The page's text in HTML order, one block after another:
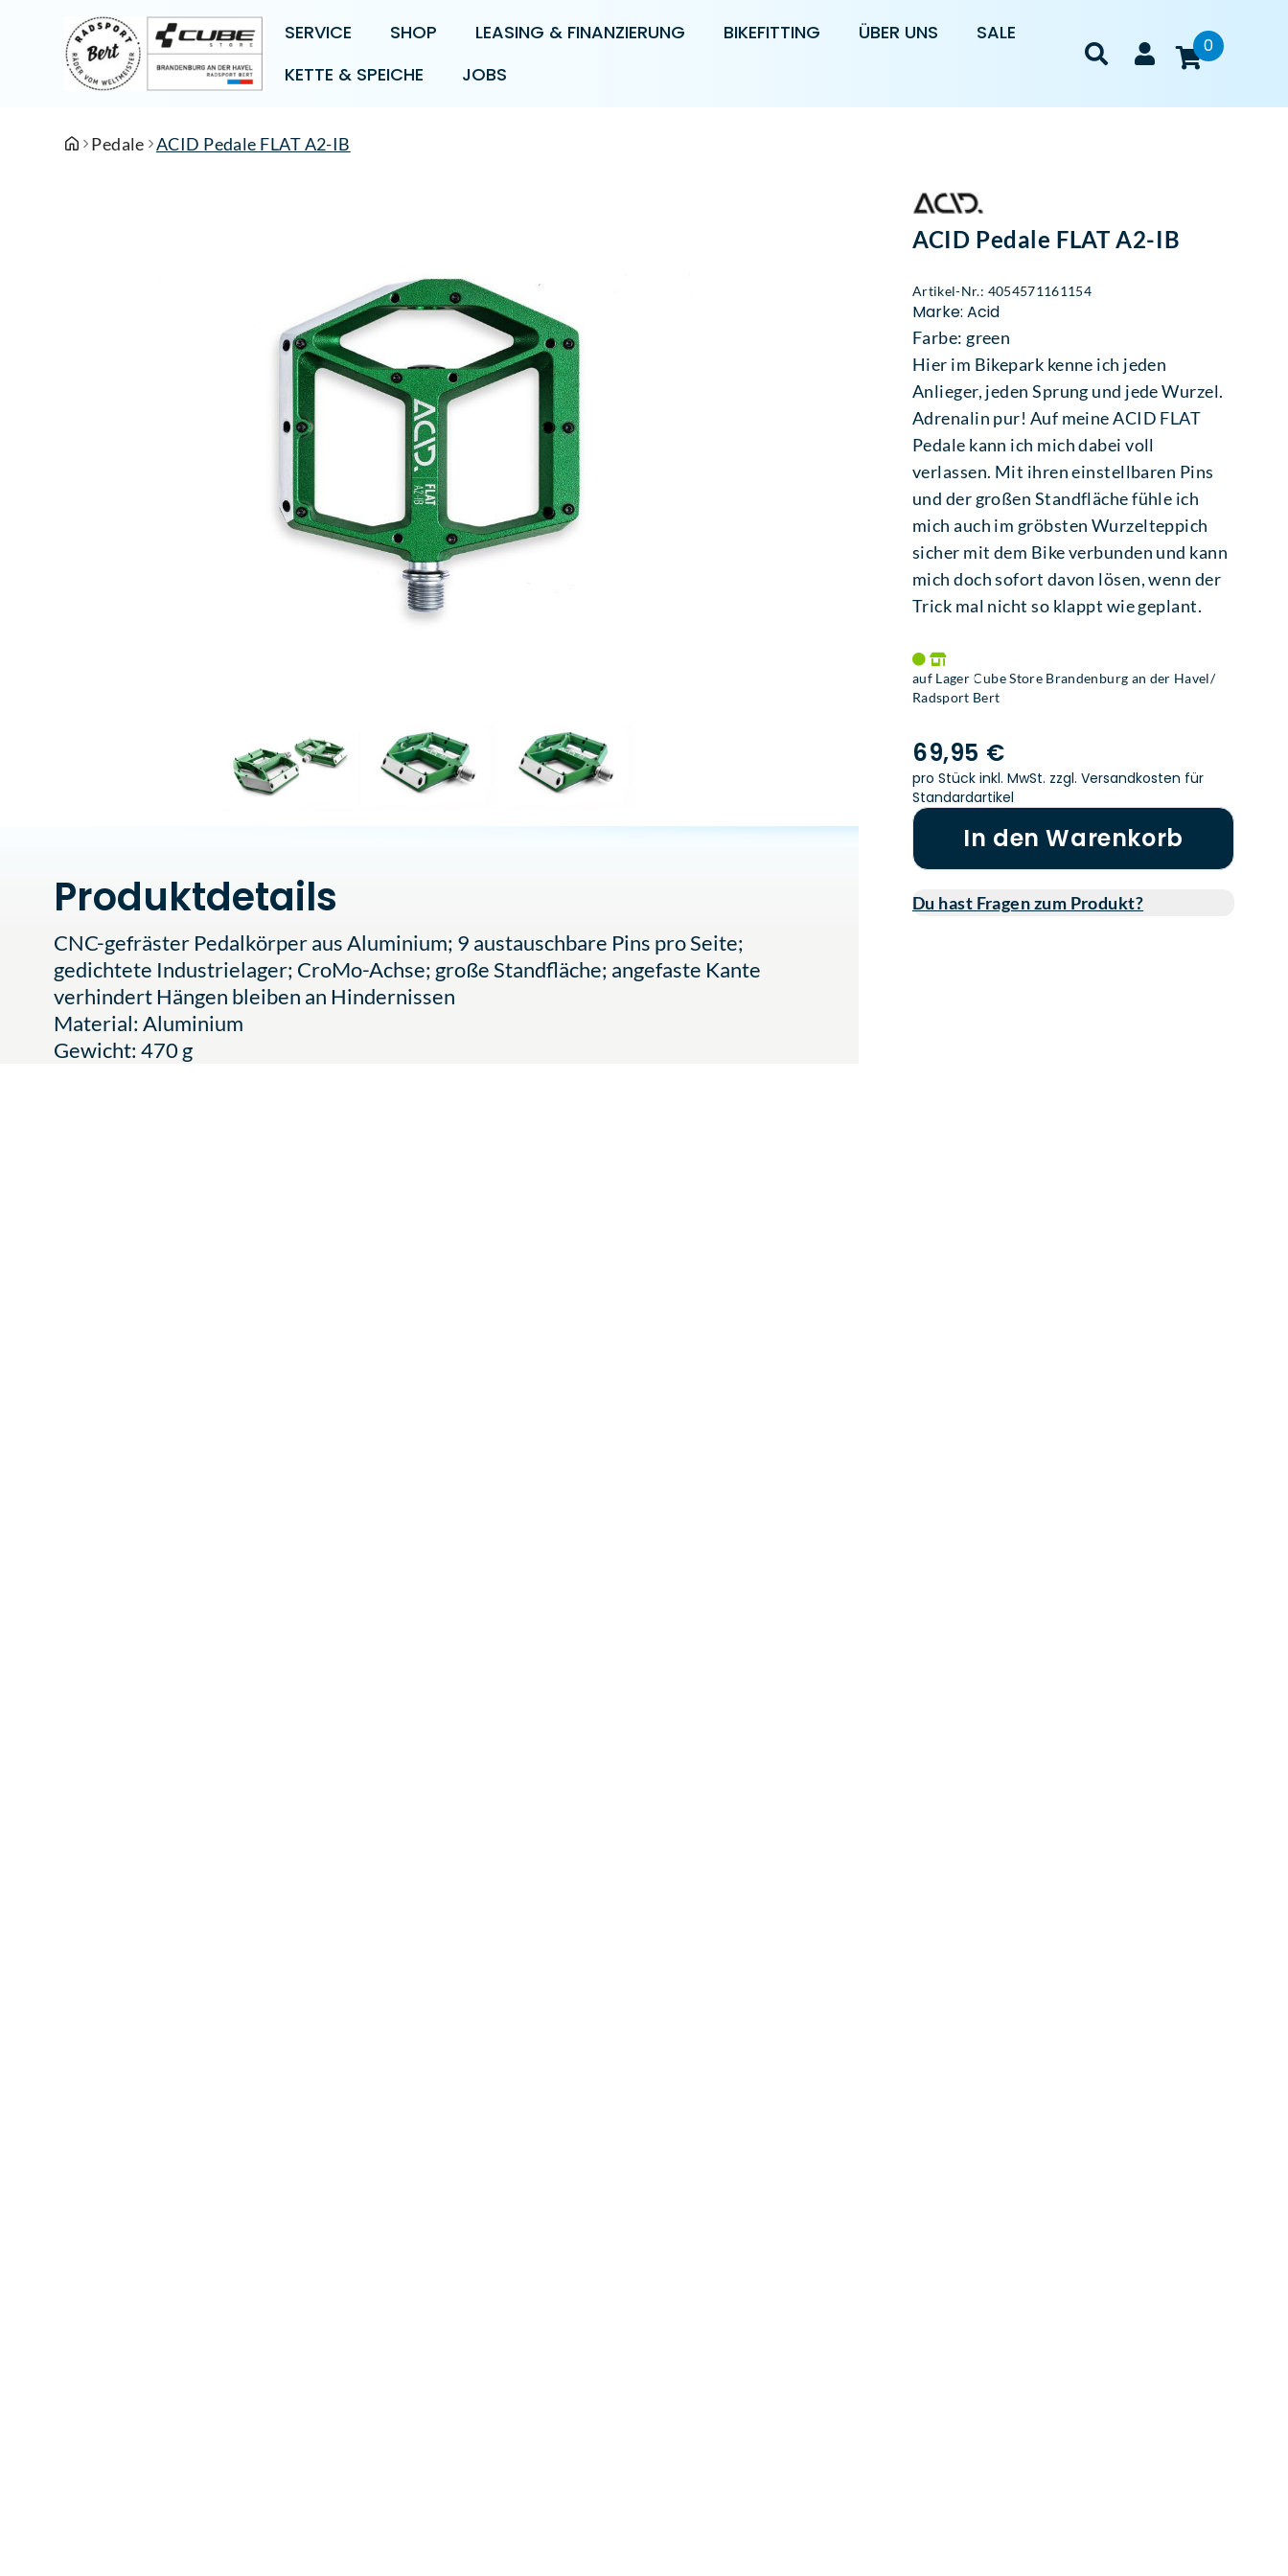
SERVICE SHOP LEASING & FINANZIERUNG BIKEFITTING ÜBER UNS
SALE
KETTE & SPEICHE
JOBS
0
Pedale ACID Pedale FLAT A2-IB
Produktdetails
CNC-gefräster Pedalkörper aus Aluminium; 9 austauschbare Pins pro Seite;
gedichtete Industrielager; CroMo-Achse; große Standfläche; angefaste Kante
verhindert Hängen bleiben an Hindernissen
Material: Aluminium
Gewicht: 470 g
ACID Pedale FLAT A2-IB
Artikel-Nr.: 4054571161154
Marke: Acid
Farbe: green
Hier im Bikepark kenne ich jeden
Anlieger, jeden Sprung und jede Wurzel.
Adrenalin pur! Auf meine ACID FLAT
Pedale kann ich mich dabei voll
verlassen. Mit ihren einstellbaren Pins
und der großen Standfläche fühle ich
mich auch im gröbsten Wurzelteppich
sicher mit dem Bike verbunden und kann
mich doch sofort davon lösen, wenn der
Trick mal nicht so klappt wie geplant.
auf Lager Cube Store Brandenburg an der Havel/
Radsport Bert
69,95 €
pro Stück inkl. MwSt. zzgl. Versandkosten für
Standardartikel
In den Warenkorb
Du hast Fragen zum Produkt?